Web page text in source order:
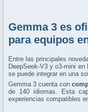
Gemma 3 es
para equipos
Entre las principales
DeepSeek-V3 y o3-mini
se puede integrar en una
Gemma 3 cuenta con
de 140 idiomas. Esta
experiencias compatibles